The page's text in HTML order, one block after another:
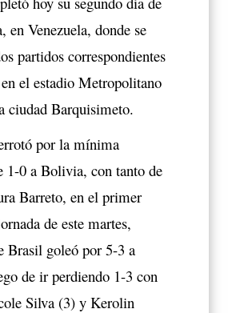
en Venezuela, donde se
partidos correspondientes
el estadio Metropolitano
ciudad Barquisimeto.
por la mínima
1-0 a Bolivia, con tanto de
Barreto, en el primer
de este martes,
Brasil goleó por 5-3 a
de ir perdiendo 1-3 con
Silva (3) y Kerolin